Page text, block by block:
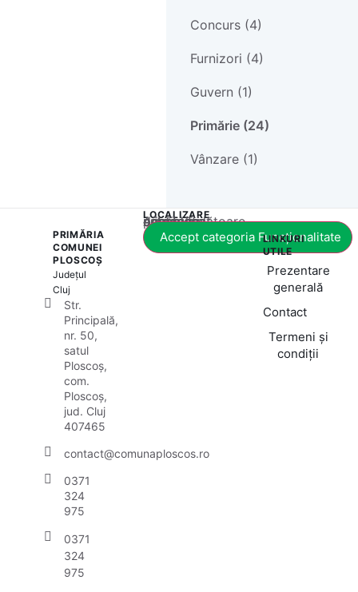
Concurs (4)
Furnizori (4)
Guvern (1)
Primărie (24)
Vânzare (1)
PRIMĂRIA
COMUNEI
PLOSCOȘ
Județul
Cluj
Str.
Principală,
nr. 50,
satul
Ploscoș,
com.
Ploscoș,
jud. Cluj
407465
contact@comunaploscos.ro
0371
324
975
0371
324
975
LOCALIZARE
Acest conținut este blocat până când acceptați categoria corespunzătoare de cookie-uri.
Accept categoria Funcționalitate
LINKURI
UTILE
Prezentare
generală
Contact
Termeni și
condiții